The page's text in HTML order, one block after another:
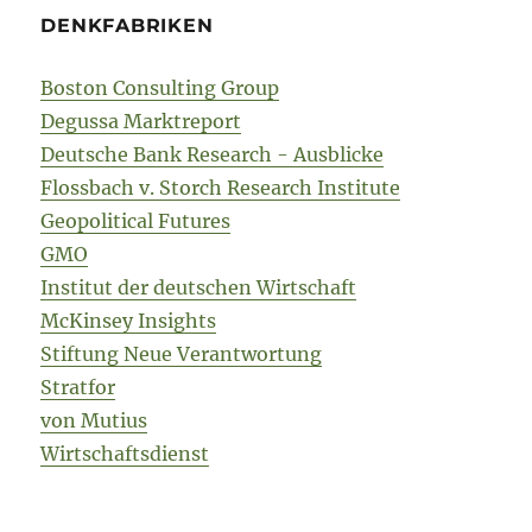
DENKFABRIKEN
Boston Consulting Group
Degussa Marktreport
Deutsche Bank Research - Ausblicke
Flossbach v. Storch Research Institute
Geopolitical Futures
GMO
Institut der deutschen Wirtschaft
McKinsey Insights
Stiftung Neue Verantwortung
Stratfor
von Mutius
Wirtschaftsdienst